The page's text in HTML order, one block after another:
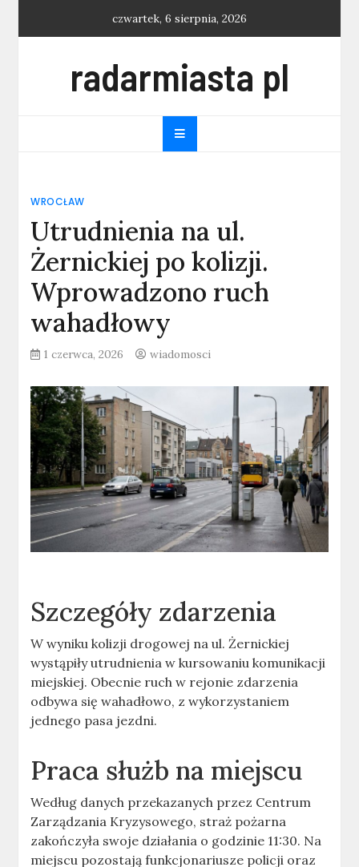
czwartek, 6 sierpnia, 2026
radarmiasta pl
WROCŁAW
Utrudnienia na ul.
Żernickiej po kolizji.
Wprowadzono ruch
wahadłowy
1 czerwca, 2026 wiadomosci
Szczegóły zdarzenia
W wyniku kolizji drogowej na ul. Żernickiej
wystąpiły utrudnienia w kursowaniu komunikacji
miejskiej. Obecnie ruch w rejonie zdarzenia
odbywa się wahadłowo, z wykorzystaniem
jednego pasa jezdni.
Praca służb na miejscu
Według danych przekazanych przez Centrum
Zarządzania Kryzysowego, straż pożarna
zakończyła swoje działania o godzinie 11:30. Na
miejscu pozostają funkcjonariusze policji oraz